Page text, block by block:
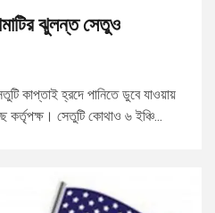
ঝুলন্ত সেতুও
কাপ্তাই হ্রদে পানিতে ডুবে যাওয়ায়
কর্তৃপক্ষ। সেতুটি কোথাও ৬ ইঞ্চি...